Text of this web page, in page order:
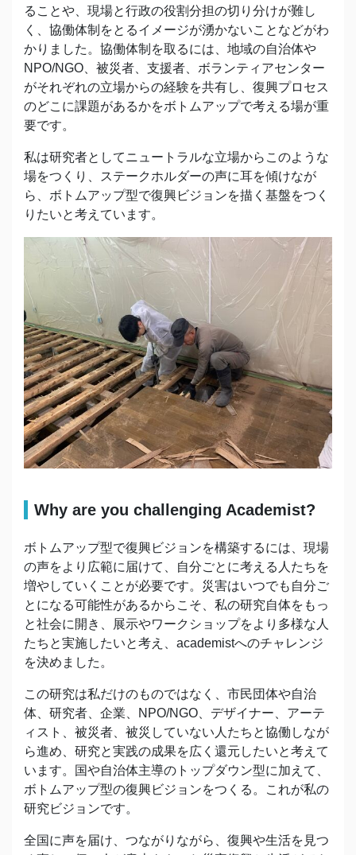
ることや、現場と行政の役割分担の切り分けが難し
く、協働体制をとるイメージが湧かないことなどがわ
かりました。協働体制を取るには、地域の自治体や
NPO/NGO、被災者、支援者、ボランティアセンター
がそれぞれの立場からの経験を共有し、復興プロセス
のどこに課題があるかをボトムアップで考える場が重
要です。
私は研究者としてニュートラルな立場からこのような
場をつくり、ステークホルダーの声に耳を傾けなが
ら、ボトムアップ型で復興ビジョンを描く基盤をつく
りたいと考えています。
Why are you challenging Academist?
ボトムアップ型で復興ビジョンを構築するには、現場
の声をより広範に届けて、自分ごとに考える人たちを
増やしていくことが必要です。災害はいつでも自分ご
とになる可能性があるからこそ、私の研究自体をもっ
と社会に開き、展示やワークショップをより多様な人
たちと実施したいと考え、academistへのチャレンジ
を決めました。
この研究は私だけのものではなく、市民団体や自治
体、研究者、企業、NPO/NGO、デザイナー、アーテ
ィスト、被災者、被災していない人たちと協働しなが
ら進め、研究と実践の成果を広く還元したいと考えて
います。国や自治体主導のトップダウン型に加えて、
ボトムアップ型の復興ビジョンをつくる。これが私の
研究ビジョンです。
全国に声を届け、つながりながら、復興や生活を見つ